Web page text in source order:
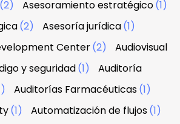
(2) Asesoramiento estratégico(1)
(2) Asesoría jurídica(1)
Center(2)
Audiovisual
y seguridad(1)
Auditoría
Auditorías Farmacéuticas(1)
(1) Automatización de flujos(1)